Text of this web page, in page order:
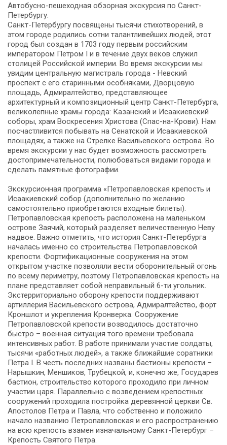
Автобусно-пешеходная обзорная экскурсия по Санкт-
Петербургу.
Санкт-Петербургу посвящены тысячи стихотворений, в
этом городе родились сотни талантливейших людей, этот
город был создан в 1703 году первым российским
императором Петром I и в течение двух веков служил
столицей Российской империи. Во время экскурсии мы
увидим центральную магистраль города - Невский
проспект с его старинными особняками, Дворцовую
площадь, Адмиралтейство, представляющее
архитектурный и композиционный центр Санкт-Петербурга,
великолепные храмы города: Казанский и Исаакиевский
соборы, храм Воскресения Христова (Спас-на-Крови). Нам
посчастливится побывать на Сенатской и Исаакиевской
площадях, а также на Стрелке Васильевского острова. Во
время экскурсии у нас будет возможность рассмотреть
достопримечательности, полюбоваться видами города и
сделать памятные фотографии.
Экскурсионная программа «Петропавловская крепость и
Исаакиевский собор (дополнительно по желанию
самостоятельно приобретаются входные билеты).
Петропавловская крепость расположена на маленьком
острове Заячий, который разделяет величественную Неву
надвое. Важно отметить, что история Санкт-Петербурга
началась именно со строительства Петропавловской
крепости. Фортификационные сооружения на этом
открытом участке позволяли вести оборонительный огонь
по всему периметру, поэтому Петропавловская крепость на
плане представляет собой неправильный 6-ти угольник.
Экстерриториально оборону крепости поддерживают
артиллерия Васильевского острова, Адмиралтейство, форт
Кроншлот и укрепления Кронверка. Сооружение
Петропавловской крепости возводилось достаточно
быстро – военная ситуация того времени требовала
интенсивных работ. В работе принимали участие солдаты,
тысячи «работных людей», а также ближайшие соратники
Петра I. В честь последних названы бастионы крепости –
Нарышкин, Меншиков, Трубецкой, и, конечно же, Государев
бастион, строительство которого проходило при личном
участии царя. Параллельно с возведением крепостных
сооружений проходила постройка деревянной церкви Св.
Апостолов Петра и Павла, что собственно и положило
начало названию Петропавловская и его распространению
на всю крепость взамен изначальному Санкт-Петербург –
Крепость Святого Петра.